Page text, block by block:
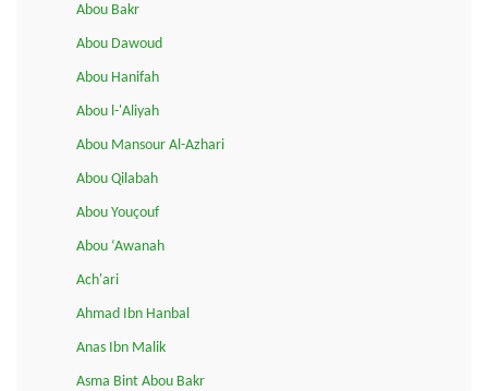
Abou Bakr
Abou Dawoud
Abou Hanifah
Abou l-'Aliyah
Abou Mansour Al-Azhari
Abou Qilabah
Abou Youçouf
Abou ‘Awanah
Ach'ari
Ahmad Ibn Hanbal
Anas Ibn Malik
Asma Bint Abou Bakr